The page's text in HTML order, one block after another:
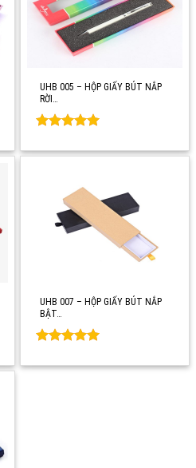
UHB 005 – HỘP GIẤY BÚT NẮP
RỜI…
out of 5
UHB 007 – HỘP GIẤY BÚT NẮP
BẬT…
out of 5